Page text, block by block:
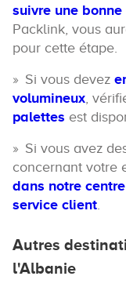
suivre une
Packlink, vous
pour cette étape.
Si vous devez
volumineux,
palettes est
Si vous avez
concernant votre
dans notre
service client.
Autres
l'Albanie